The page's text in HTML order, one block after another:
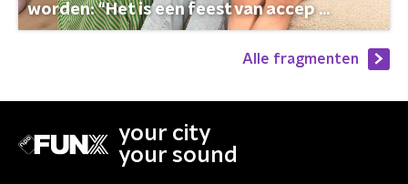
worden: “Het is een feest van accep ...
Alle fragmenten
your city
your sound